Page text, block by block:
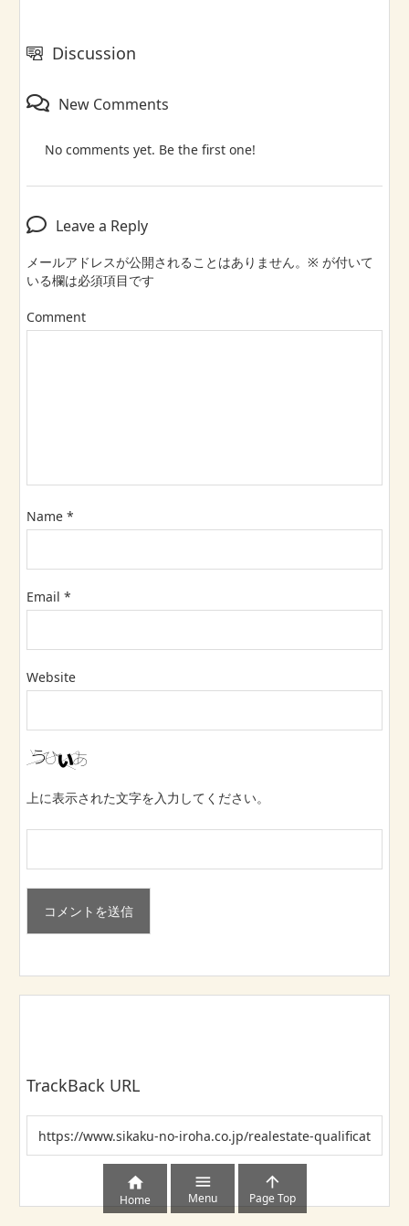
Discussion
New Comments
No comments yet. Be the first one!
Leave a Reply
メールアドレスが公開されることはありません。 ※ が付いて
いる欄は必須項目です
Comment
Name *
Email *
Website
上に表示された文字を入力してください。
TrackBack URL

Home

Menu

Page Top